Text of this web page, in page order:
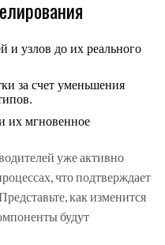
и узлов до их реального
за счет уменьшения
их мгновенное
уже активно
что подтверждает
как изменится
будут